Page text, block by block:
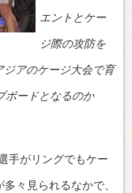
エントとケー
ジ際の攻防を
アのケージ大会で育
ボードとなるのか
手がリングでもケー
々見られるなかで、